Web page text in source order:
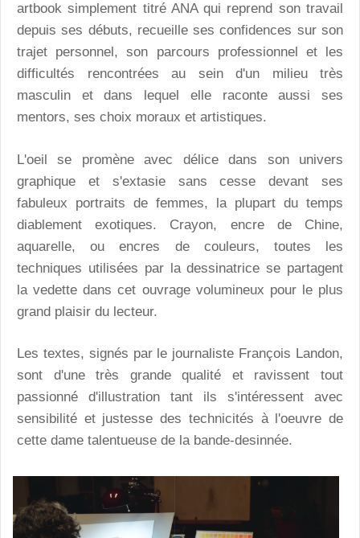
artbook simplement titré ANA qui reprend son travail
depuis ses débuts, recueille ses confidences sur son
trajet personnel, son parcours professionnel et les
difficultés rencontrées au sein d'un milieu très
masculin et dans lequel elle raconte aussi ses
mentors, ses choix moraux et artistiques.
L'oeil se promène avec délice dans son univers
graphique et s'extasie sans cesse devant ses
fabuleux portraits de femmes, la plupart du temps
diablement exotiques. Crayon, encre de Chine,
aquarelle, ou encres de couleurs, toutes les
techniques utilisées par la dessinatrice se partagent
la vedette dans cet ouvrage volumineux pour le plus
grand plaisir du lecteur.
Les textes, signés par le journaliste François Landon,
sont d'une très grande qualité et ravissent tout
passionné d'illustration tant ils s'intéressent avec
sensibilité et justesse des technicités à l'oeuvre de
cette dame talentueuse de la bande-desinnée.